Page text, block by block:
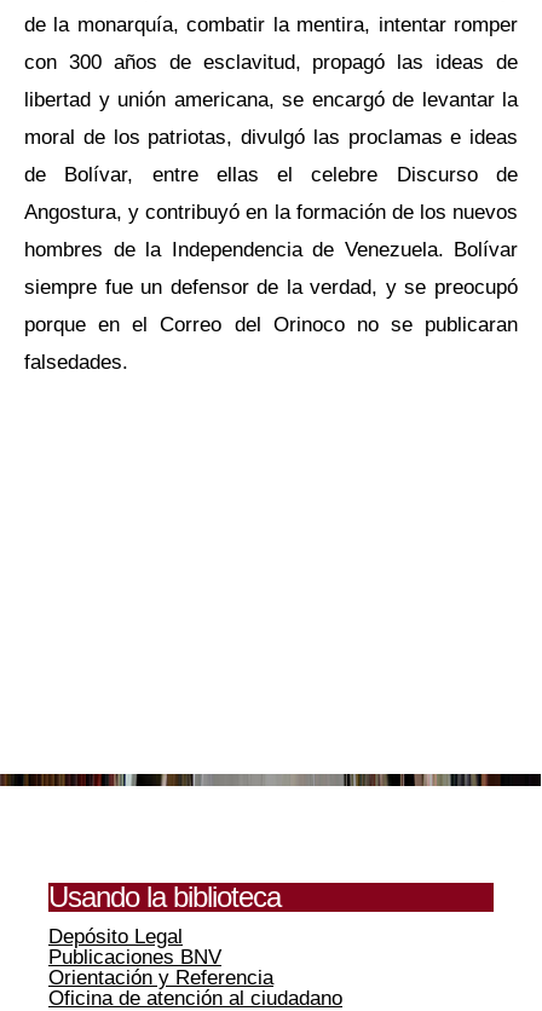
de la monarquía, combatir la mentira, intentar romper
con 300 años de esclavitud, propagó las ideas de
libertad y unión americana, se encargó de levantar la
moral de los patriotas, divulgó las proclamas e ideas
de Bolívar, entre ellas el celebre Discurso de
Angostura, y contribuyó en la formación de los nuevos
hombres de la Independencia de Venezuela. Bolívar
siempre fue un defensor de la verdad, y se preocupó
porque en el Correo del Orinoco no se publicaran
falsedades.
Usando la biblioteca
Depósito Legal
Publicaciones BNV
Orientación y Referencia
Oficina de atención al ciudadano